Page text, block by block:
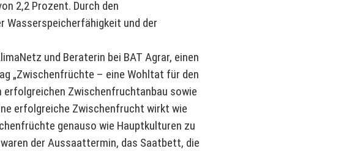
2,2 Prozent. Durch den
Wasserspeicherfähigkeit und der
und Beraterin bei BAT Agrar, einen
„Zwischenfrüchte – eine Wohltat für den
erfolgreichen Zwischenfruchtanbau sowie
erfolgreiche Zwischenfrucht wirkt wie
genauso wie Hauptkulturen zu
der Aussaattermin, das Saatbett, die